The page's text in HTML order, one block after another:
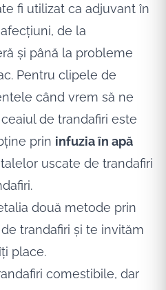
fi utilizat ca adjuvant în
afecțiuni, de la
și până la probleme
Pentru clipele de
când vrem să ne
de trandafiri este
prin infuziaîn apă
uscate de trandafiri
două metode prin
trandafiri și te invităm
place.
comestibile, dar